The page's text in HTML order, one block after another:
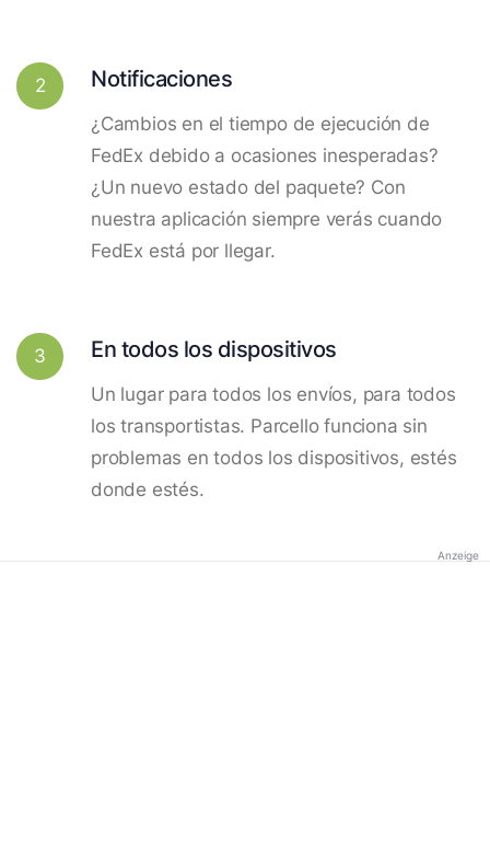
2 Notificaciones
¿Cambios en el tiempo de ejecución de
FedEx debido a ocasiones inesperadas?
¿Un nuevo estado del paquete? Con
nuestra aplicación siempre verás cuando
FedEx está por llegar.
3 En todos los dispositivos
Un lugar para todos los envíos, para todos
los transportistas. Parcello funciona sin
problemas en todos los dispositivos, estés
donde estés.
Anzeige